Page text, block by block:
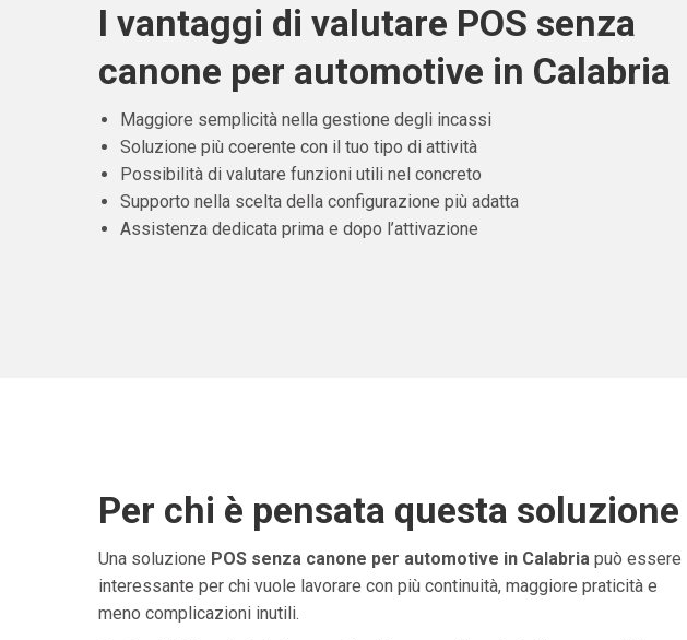
I vantaggi di valutare POS senza
canone per automotive in Calabria
Maggiore semplicità nella gestione degli incassi
Soluzione più coerente con il tuo tipo di attività
Possibilità di valutare funzioni utili nel concreto
Supporto nella scelta della configurazione più adatta
Assistenza dedicata prima e dopo l’attivazione
Per chi è pensata questa soluzione
Una soluzione POS senza canone per automotive in Calabriapuò essere
interessante per chi vuole lavorare con più continuità, maggiore praticità e
meno complicazioni inutili.